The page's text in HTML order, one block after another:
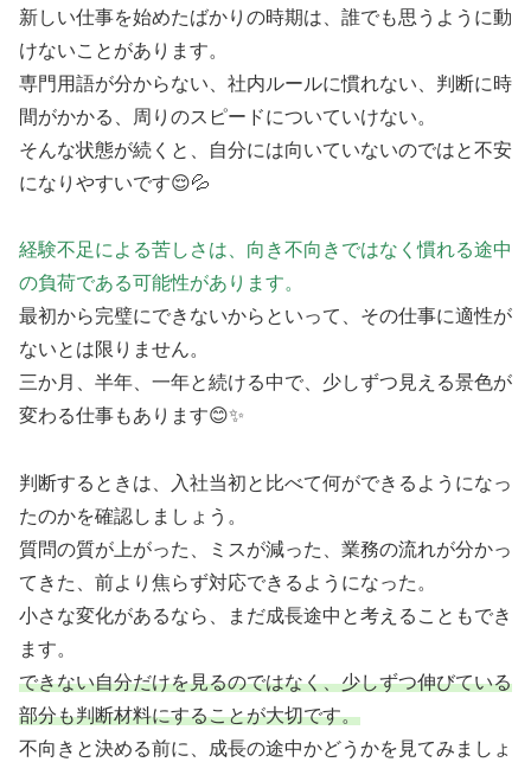
新しい仕事を始めたばかりの時期は、誰でも思うように動
けないことがあります。
専門用語が分からない、社内ルールに慣れない、判断に時
間がかかる、周りのスピードについていけない。
そんな状態が続くと、自分には向いていないのではと不安
になりやすいです😌💦
経験不足による苦しさは、向き不向きではなく慣れる途中
の負荷である可能性があります。
最初から完璧にできないからといって、その仕事に適性が
ないとは限りません。
三か月、半年、一年と続ける中で、少しずつ見える景色が
変わる仕事もあります😊✨
判断するときは、入社当初と比べて何ができるようになっ
たのかを確認しましょう。
質問の質が上がった、ミスが減った、業務の流れが分かっ
てきた、前より焦らず対応できるようになった。
小さな変化があるなら、まだ成長途中と考えることもでき
ます。
できない自分だけを見るのではなく、少しずつ伸びている
部分も判断材料にすることが大切です。
不向きと決める前に、成長の途中かどうかを見てみましょ